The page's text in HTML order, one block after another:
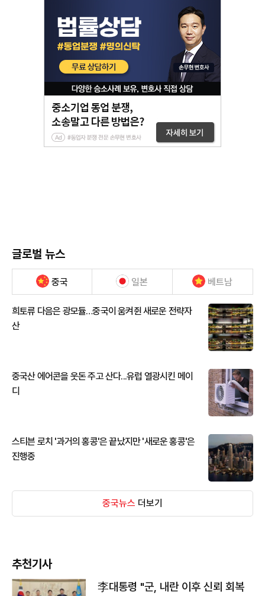
글로벌 뉴스
중국 일본 베트남
희토류 다음은 광모듈…중국이 움켜쥔 새로운 전략자
산
중국산 에어콘을 웃돈 주고 산다...유럽 열광시킨 메이
디
스티븐 로치 '과거의 홍콩'은 끝났지만 '새로운 홍콩'은
진행중
중국뉴스 더보기
추천기사
李대통령 "군, 내란 이후 신뢰 회복